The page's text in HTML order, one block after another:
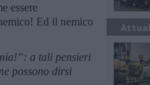
essere
Ed il nemico
a tali pensieri
possono dirsi